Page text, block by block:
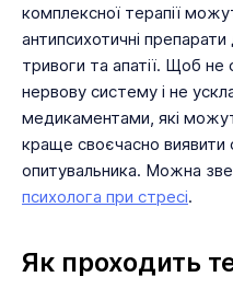
комплексної терапії
антипсихотичні
тривоги та апатії. Щоб
нервову систему і не
медикаментами, які
краще своєчасно виявити
опитувальника. Можна
психолога при стресі.
Як проходить